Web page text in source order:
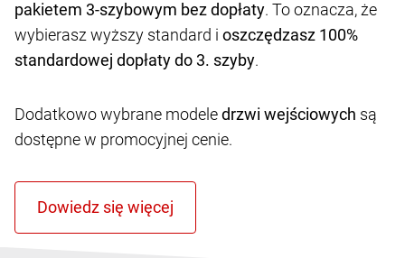
pakietem 3-szybowym bez dopłaty. To oznacza, że
wybierasz wyższy standard i oszczędzasz 100%
standardowej dopłaty do 3. szyby.
Dodatkowo wybrane modeledrzwi wejściowych są
dostępne w promocyjnej cenie.